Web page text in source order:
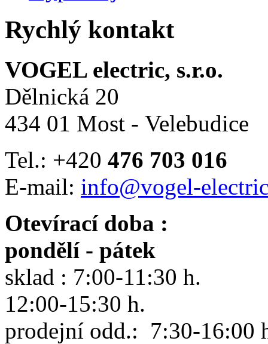
Rychlý kontakt
VOGEL electric, s.r.o.
Dělnická 20
434 01 Most - Velebudice
Tel.: +420 476 703 016
E-mail: info@vogel-
Otevírací doba :
pondělí - pátek
sklad : 7:00-11:30 h.
12:00-15:30 h.
prodejní odd.: 7:30-16:00